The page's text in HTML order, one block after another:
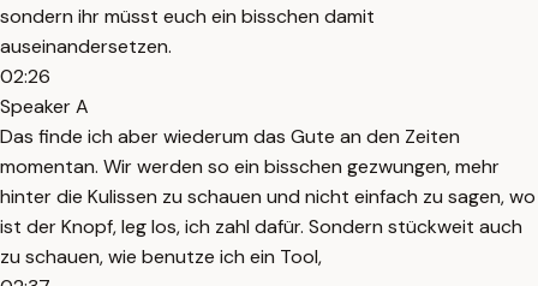
sondern ihr müsst euch ein bisschen damit
auseinandersetzen.
02:26
Speaker A
Das finde ich aber wiederum das Gute an den Zeiten
momentan. Wir werden so ein bisschen gezwungen, mehr
hinter die Kulissen zu schauen und nicht einfach zu sagen, wo
ist der Knopf, leg los, ich zahl dafür. Sondern stückweit auch
zu schauen, wie benutze ich ein Tool,